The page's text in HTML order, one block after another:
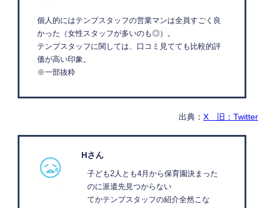
個人的にはテンプスタッフの営業マンは全員すごく良
かった（女性スタッフが多いのも◎）。
テンプスタッフに関しては、口コミ見てても比較的評
価が高い印象。
※一部抜粋
出典： X 旧：Twitter
Hさん
子ども2人とも4月から保育園決まった
のに派遣先見つからない
てかテンプスタッフの紹介全然こな